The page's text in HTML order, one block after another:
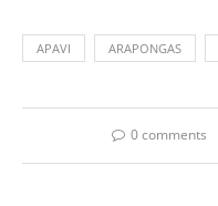
APAVI ARAPONGAS
0 comments